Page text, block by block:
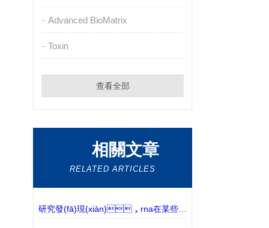
Advanced BioMatrix
Toxin
查看全部
相關文章
RELATED ARTICLES
研究發(fā)現(xiàn)，rna在某些情況下是有害的